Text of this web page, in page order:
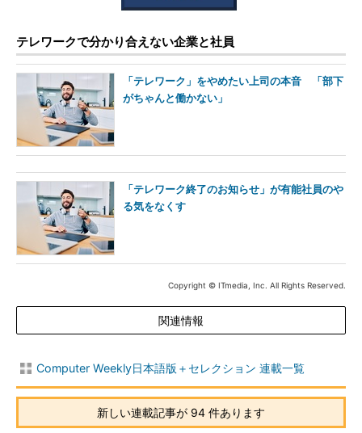
テレワークで分かり合えない企業と社員
「テレワーク」をやめたい上司の本音 「部下
がちゃんと働かない」
「テレワーク終了のお知らせ」が有能社員のや
る気をなくす
Copyright © ITmedia, Inc. All Rights Reserved.
関連情報
Computer Weekly日本語版＋セレクション 連載一覧
新しい連載記事が 94 件あります